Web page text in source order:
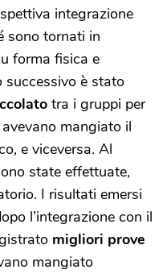
integrazione
sono tornati in
forma fisica e
successivo è stato
tra i gruppi per
mangiato il
e viceversa. Al
state effettuate,
I risultati emersi
l’integrazione con il
migliori prove
mangiato